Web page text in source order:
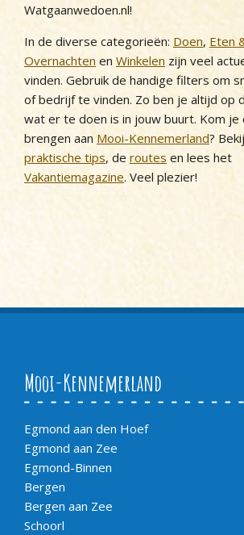
Watgaanwedoen.nl!
In de diverse categorieën: Doen, Eten
Overnachten en Winkelen zijn veel
vinden. Gebruik de handige filters om
of bedrijf te vinden. Zo ben je altijd op
wat er te doen is in jouw buurt. Kom je
brengen aan Mooi-Kennemerland?
praktische tips, de routes en lees het
Vakantiemagazine. Veel plezier!
Mooi-Kennemerland
Egmond aan den Hoef
Egmond aan Zee
Egmond-Binnen
Bergen
Bergen aan Zee
Schoorl